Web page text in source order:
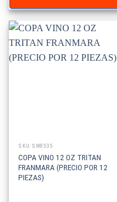
SKU: SW8535
COPA VINO 12 OZ TRITAN
FRANMARA (PRECIO POR 12
PIEZAS)